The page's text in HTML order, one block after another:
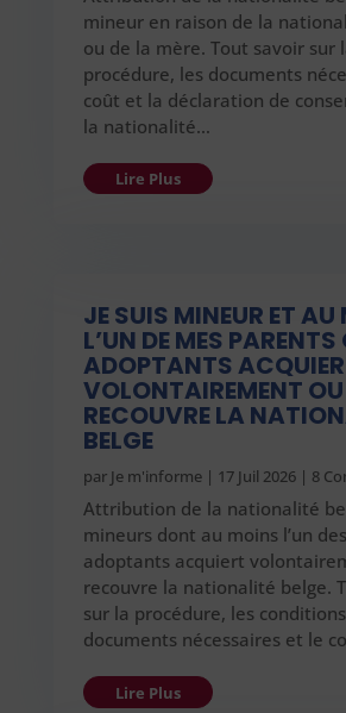
mineur en raison de la
ou de la mère. Tout savoir sur
procédure, les documents
coût et la déclaration de
la nationalité…
Lire Plus
JE SUIS MINEUR ET
L’UN DE MES PARENTS
ADOPTANTS
VOLONTAIREMENT OU
RECOUVRE LA
BELGE
par Je m'informe| 17 Juil 2026| 8
Attribution de la nationalité
mineurs dont au moins l’un
adoptants acquiert
recouvre la nationalité belge.
sur la procédure, les
documents nécessaires et le
Lire Plus